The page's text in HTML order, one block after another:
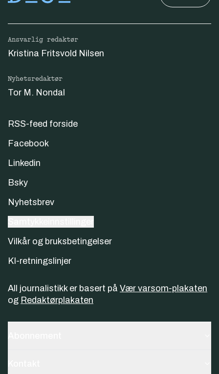
Ansvarlig redaktør
Kristina Fritsvold Nilsen
Nyhetsredaktør
Tor M. Nondal
RSS-feed forside
Facebook
Linkedin
Bsky
Nyhetsbrev
Vilkår og bruksbetingelser
KI-retningslinjer
All journalistikk er basert på Vær varsom-plakaten
og Redaktørplakaten